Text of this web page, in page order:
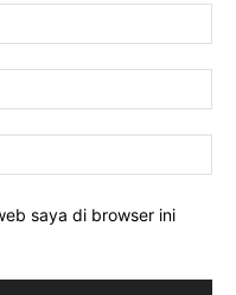
saya di browser ini